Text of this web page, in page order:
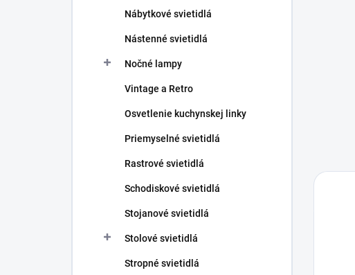
Nábytkové svietidlá
Nástenné svietidlá
Nočné lampy
Vintage a Retro
Osvetlenie kuchynskej linky
Priemyselné svietidlá
Rastrové svietidlá
Schodiskové svietidlá
Stojanové svietidlá
Stolové svietidlá
Stropné svietidlá